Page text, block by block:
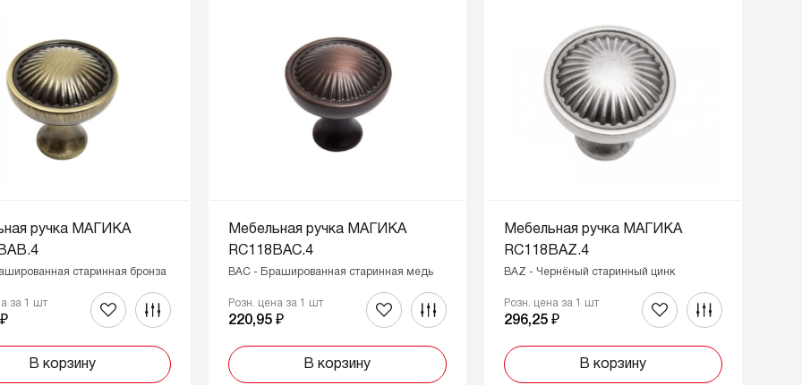
ручка МАГИКА
старинная бронза
за 1 шт
В корзину
Мебельная ручка МАГИКА
RC118BAC.4
BAC - Брашированная старинная медь
Розн. цена за 1 шт
220,95 ₽
В корзину
Мебельная ручка МАГИКА
RC118BAZ.4
BAZ - Чернёный старинный цинк
Розн. цена за 1 шт
296,25 ₽
В корзину